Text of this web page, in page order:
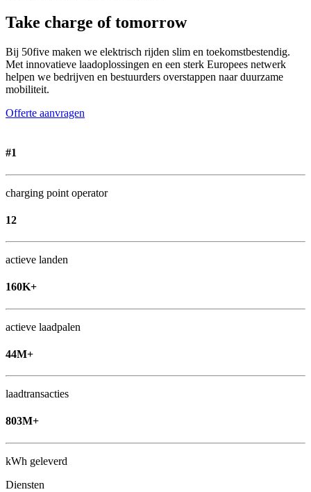
Take charge of tomorrow
Bij 50five maken we elektrisch rijden slim en toekomstbestendig.
Met innovatieve laadoplossingen en een sterk Europees netwerk
helpen we bedrijven en bestuurders overstappen naar duurzame
mobiliteit.
Offerte aanvragen
#1
charging point operator
12
actieve landen
160K+
actieve laadpalen
44M+
laadtransacties
803M+
kWh geleverd
Diensten